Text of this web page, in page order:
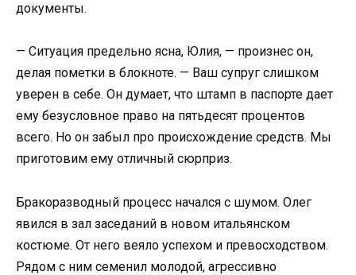
документы.
— Ситуация предельно ясна, Юлия, — произнес он,
делая пометки в блокноте. — Ваш супруг слишком
уверен в себе. Он думает, что штамп в паспорте дает
ему безусловное право на пятьдесят процентов
всего. Но он забыл про происхождение средств. Мы
приготовим ему отличный сюрприз.
Бракоразводный процесс начался с шумом. Олег
явился в зал заседаний в новом итальянском
костюме. От него веяло успехом и превосходством.
Рядом с ним семенил молодой, агрессивно